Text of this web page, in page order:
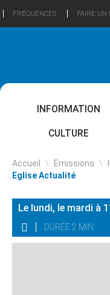
FRÉQUENCES FAIRE UN
INFORMATION
CULTURE
Accueil \ Emissions \
Eglise Actualité
Le lundi, le mardi à
DURÉE 2 MIN